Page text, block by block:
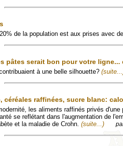
de la population est aux prises avec
pâtes serait bon pour votre
à une belle silhouette?
céréales raffinées, sucre blanc:
les aliments raffinés privés
se reflétant dans l'augmentation de
et la maladie de Crohn. (suite...)